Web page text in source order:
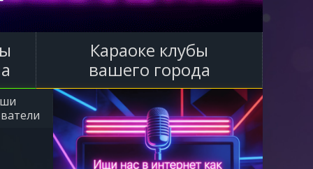
Караоке клубы
вашего города